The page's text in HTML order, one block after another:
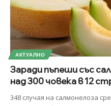
АКТУАЛНО
Заради пъпеши със
над 300 човека в 12
348 случая на салмонелоза